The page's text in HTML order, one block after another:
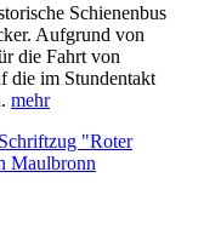
Schienenbus
Aufgrund von
die Fahrt von
die im Stundentakt
mehr